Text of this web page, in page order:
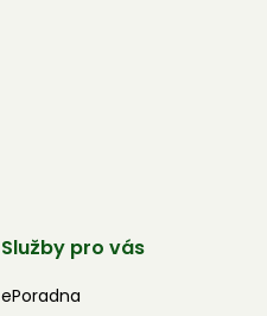
Služby pro vás
ePoradna